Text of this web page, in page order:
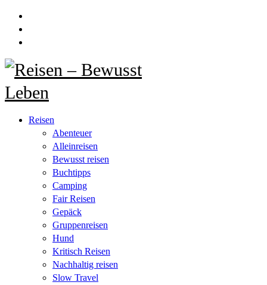
Reisen
Abenteuer
Alleinreisen
Bewusst reisen
Buchtipps
Camping
Fair Reisen
Gepäck
Gruppenreisen
Hund
Kritisch Reisen
Nachhaltig reisen
Slow Travel